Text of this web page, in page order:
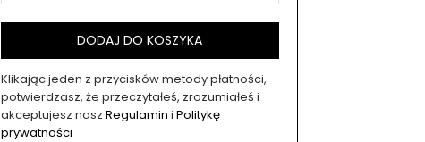
DODAJ DO KOSZYKA
Klikając jeden z przycisków metody płatności,
potwierdzasz, że przeczytałeś, zrozumiałeś i
akceptujesz nasz Regulamin i Politykę
prywatności